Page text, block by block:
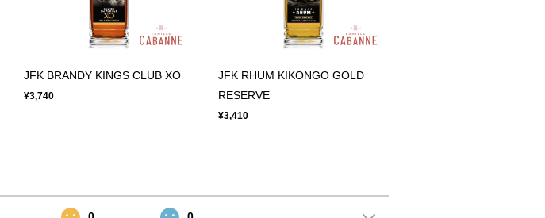
JFK BRANDY KINGS CLUB XO
¥3,740
JFK RHUM KIKONGO GOLD
RESERVE
¥3,410